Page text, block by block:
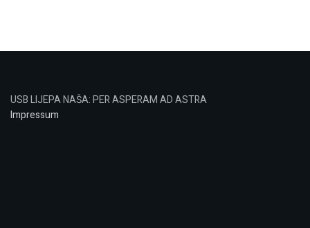
USB LIJEPA NAŠA: PER ASPERAM AD ASTRA
Impressum